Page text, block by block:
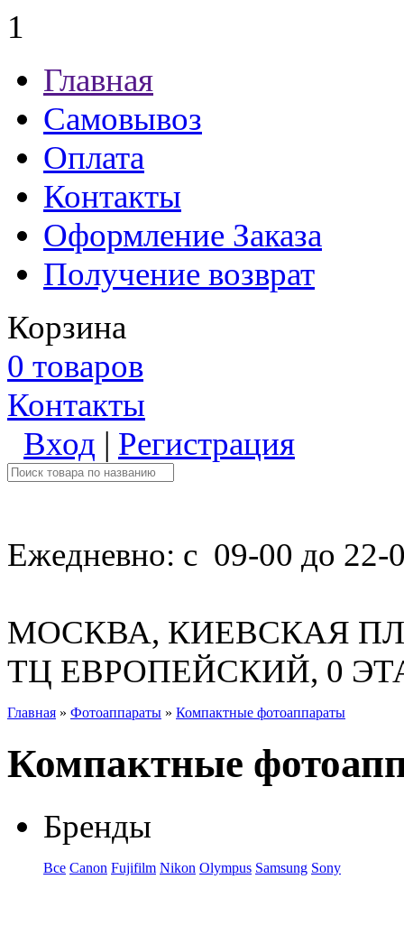
1
Главная
Самовывоз
Оплата
Контакты
Оформление Заказа
Получение возврат
Корзина
0 товаров
Контакты
Вход | Регистрация
Ежедневно: с 09-00 до 22-
МОСКВА, КИЕВСКАЯ
ТЦ ЕВРОПЕЙСКИЙ, 0
Главная » Фотоаппараты » Компактные фотоаппараты
Компактные
Бренды
Все Canon Fujifilm Nikon Olympus Samsung Sony